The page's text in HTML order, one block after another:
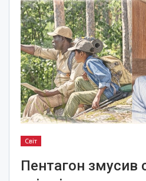
Світ
Пентагон змусив